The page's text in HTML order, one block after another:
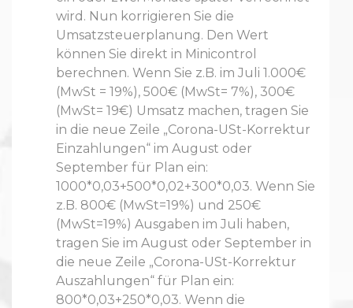
wird. Nun korrigieren Sie die
Umsatzsteuerplanung. Den Wert
können Sie direkt in Minicontrol
berechnen. Wenn Sie z.B. im Juli 1.000€
(MwSt = 19%), 500€ (MwSt= 7%), 300€
(MwSt= 19€) Umsatz machen, tragen Sie
in die neue Zeile „Corona-USt-Korrektur
Einzahlungen“ im August oder
September für Plan ein:
1000*0,03+500*0,02+300*0,03. Wenn Sie
z.B. 800€ (MwSt=19%) und 250€
(MwSt=19%) Ausgaben im Juli haben,
tragen Sie im August oder September in
die neue Zeile „Corona-USt-Korrektur
Auszahlungen“ für Plan ein:
800*0,03+250*0,03. Wenn die